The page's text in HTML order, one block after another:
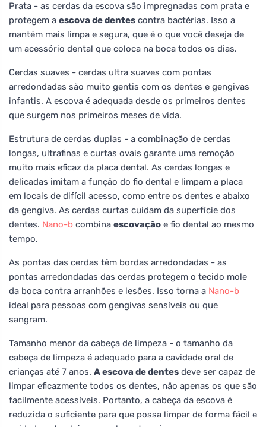
Prata - as cerdas da escova são impregnadas com prata e
protegem a escova de dentes contra bactérias. Isso a
mantém mais limpa e segura, que é o que você deseja de
um acessório dental que coloca na boca todos os dias.
Cerdas suaves - cerdas ultra suaves com pontas
arredondadas são muito gentis com os dentes e gengivas
infantis. A escova é adequada desde os primeiros dentes
que surgem nos primeiros meses de vida.
Estrutura de cerdas duplas - a combinação de cerdas
longas, ultrafinas e curtas ovais garante uma remoção
muito mais eficaz da placa dental. As cerdas longas e
delicadas imitam a função do fio dental e limpam a placa
em locais de difícil acesso, como entre os dentes e abaixo
da gengiva. As cerdas curtas cuidam da superfície dos
dentes. Nano-b combina escovação e fio dental ao mesmo
tempo.
As pontas das cerdas têm bordas arredondadas - as
pontas arredondadas das cerdas protegem o tecido mole
da boca contra arranhões e lesões. Isso torna a Nano-b
ideal para pessoas com gengivas sensíveis ou que
sangram.
Tamanho menor da cabeça de limpeza - o tamanho da
cabeça de limpeza é adequado para a cavidade oral de
crianças até 7 anos. A escova de dentes deve ser capaz de
limpar eficazmente todos os dentes, não apenas os que são
facilmente acessíveis. Portanto, a cabeça da escova é
reduzida o suficiente para que possa limpar de forma fácil e